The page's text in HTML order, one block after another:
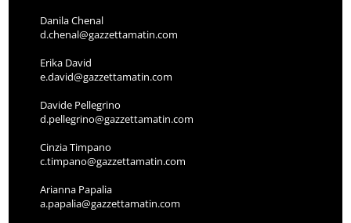
Danila Chenal
d.chenal@gazzettamatin.com
Erika David
e.david@gazzettamatin.com
Davide Pellegrino
d.pellegrino@gazzettamatin.com
Cinzia Timpano
c.timpano@gazzettamatin.com
Arianna Papalia
a.papalia@gazzettamatin.com